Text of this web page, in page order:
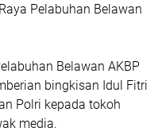
Pelabuhan Belawan
Belawan AKBP
bingkisan Idul Fitri
Polri kepada tokoh
media.